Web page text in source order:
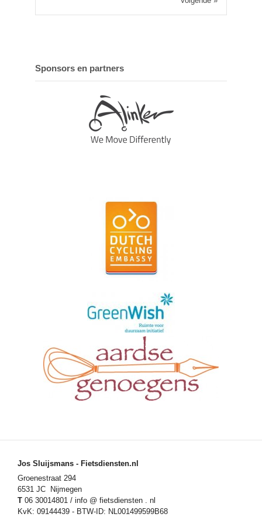
Sponsors en partners
Jos Sluijsmans - Fietsdiensten.nl
Groenestraat 294
6531 JC Nijmegen
T 06 30014801 / info @ fietsdiensten . nl
KvK: 09144439 - BTW-ID: NL001499599B68